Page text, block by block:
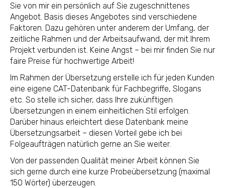
Sie von mir ein persönlich auf Sie zugeschnittenes
Angebot. Basis dieses Angebotes sind verschiedene
Faktoren. Dazu gehören unter anderem der Umfang, der
zeitliche Rahmen und der Arbeitsaufwand, der mit Ihrem
Projekt verbunden ist. Keine Angst – bei mir finden Sie nur
faire Preise für hochwertige Arbeit!
Im Rahmen der Übersetzung erstelle ich für jeden Kunden
eine eigene CAT-Datenbank für Fachbegriffe, Slogans
etc. So stelle ich sicher, dass Ihre zukünftigen
Übersetzungen in einem einheitlichen Stil erfolgen.
Darüber hinaus erleichtert diese Datenbank meine
Übersetzungsarbeit – diesen Vorteil gebe ich bei
Folgeaufträgen natürlich gerne an Sie weiter.
Von der passenden Qualität meiner Arbeit können Sie
sich gerne durch eine kurze Probeübersetzung (maximal
150 Wörter) überzeugen.